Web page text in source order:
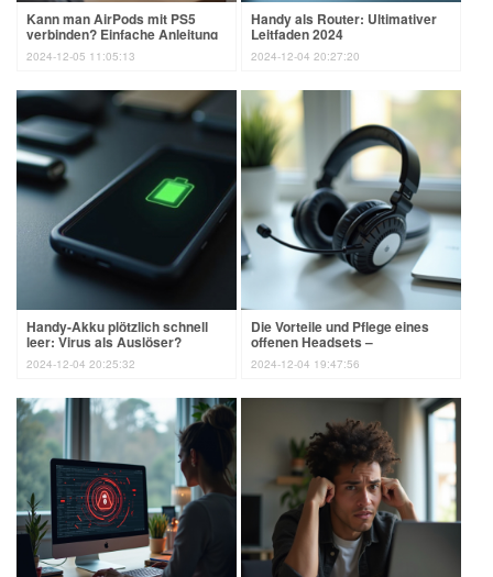
Kann man AirPods mit PS5
verbinden? Einfache Anleitung
2024-12-05 11:05:13
Handy als Router: Ultimativer
Leitfaden 2024
2024-12-04 20:27:20
Handy-Akku plötzlich schnell
leer: Virus als Auslöser?
2024-12-04 20:25:32
Die Vorteile und Pflege eines
offenen Headsets –
umfassender Guide
2024-12-04 19:47:56